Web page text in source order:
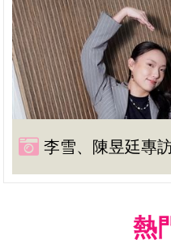
李雪、陳昱廷專
熱